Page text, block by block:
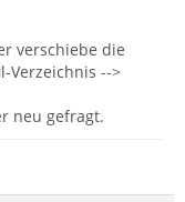
verschiebe die
Verzeichnis -->
neu gefragt.